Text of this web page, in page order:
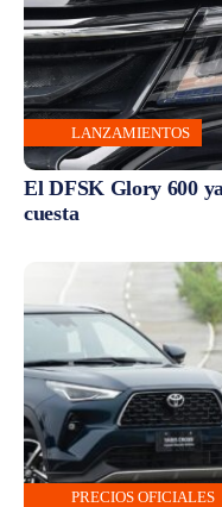
LANZAMIENTOS
El DFSK Glory 600
cuesta
PRECIOS OFICIALES